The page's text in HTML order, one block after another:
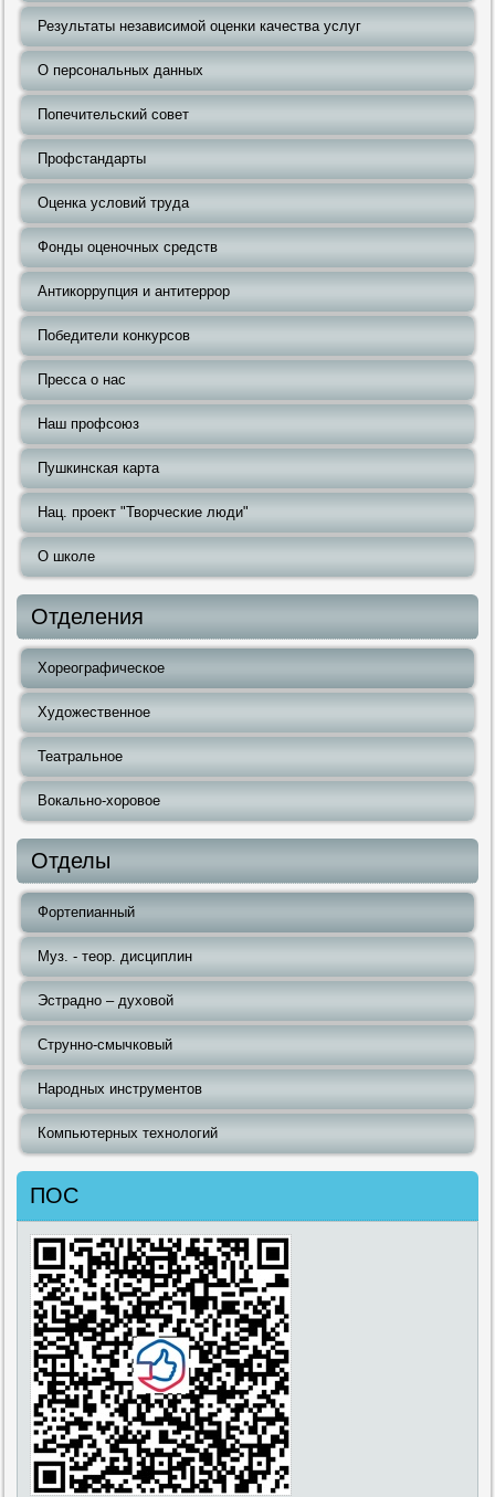
Результаты независимой оценки качества услуг
О персональных данных
Попечительский совет
Профстандарты
Оценка условий труда
Фонды оценочных средств
Антикоррупция и антитеррор
Победители конкурсов
Пресса о нас
Наш профсоюз
Пушкинская карта
Нац. проект "Творческие люди"
О школе
Отделения
Хореографическое
Художественное
Театральное
Вокально-хоровое
Отделы
Фортепианный
Муз. - теор. дисциплин
Эстрадно – духовой
Струнно-смычковый
Народных инструментов
Компьютерных технологий
ПОС